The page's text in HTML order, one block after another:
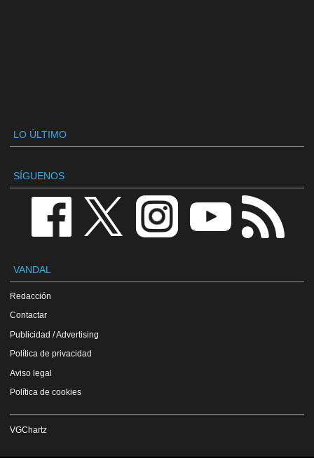
LO ÚLTIMO
SÍGUENOS
VANDAL
Redacción
Contactar
Publicidad / Advertising
Política de privacidad
Aviso legal
Política de cookies
VGChartz